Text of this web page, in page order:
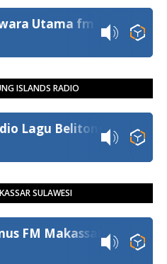
Utama fm
ISLANDS RADIO
Lagu Belitong
SULAWESI
FM Makassar